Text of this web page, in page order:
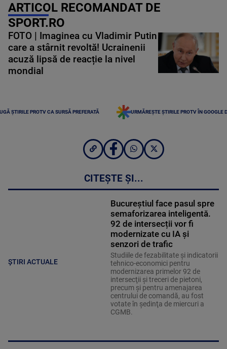
ARTICOL RECOMANDAT DE
SPORT.RO
FOTO | Imaginea cu Vladimir Putin
care a stârnit revoltă! Ucrainenii
acuză lipsă de reacție la nivel
mondial
ȘTIRILE PROTV CA SURSĂ PREFERATĂ URMĂREȘTE ȘTIRILE PROTV ÎN GOOGLE
CITEȘTE ȘI...
ȘTIRI ACTUALE
Bucureștiul face pasul spre
semaforizarea inteligentă.
92 de intersecții vor fi
modernizate cu IA și
senzori de trafic
Studiile de fezabilitate şi indicatorii
tehnico-economici pentru
modernizarea primelor 92 de
intersecţii şi treceri de pietoni,
precum şi pentru amenajarea
centrului de comandă, au fost
votate în şedinţa de miercuri a
CGMB.